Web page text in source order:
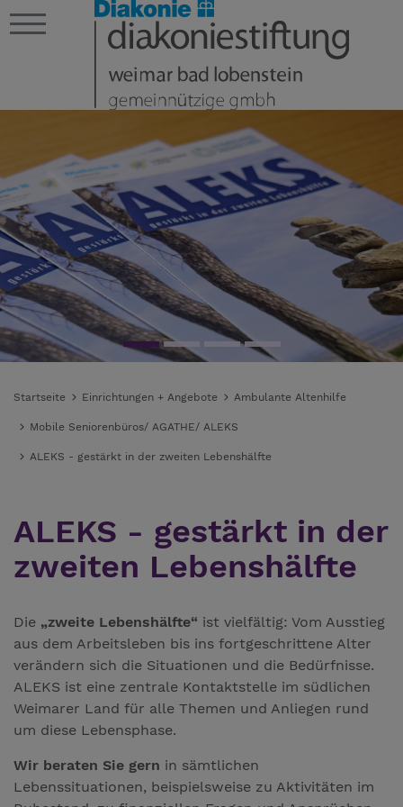
Startseite Einrichtungen + Angebote Ambulante Altenhilfe
Mobile Seniorenbüros/ AGATHE/ ALEKS
ALEKS - gestärkt in der zweiten Lebenshälfte
ALEKS - gestärkt in der
zweiten Lebenshälfte
Die „zweite Lebenshälfte“ ist vielfältig: Vom Ausstieg
aus dem Arbeitsleben bis ins fortgeschrittene Alter
verändern sich die Situationen und die Bedürfnisse.
ALEKS ist eine zentrale Kontaktstelle im südlichen
Weimarer Land für alle Themen und Anliegen rund
um diese Lebensphase.
Wir beraten Sie gern in sämtlichen
Lebenssituationen, beispielsweise zu Aktivitäten im